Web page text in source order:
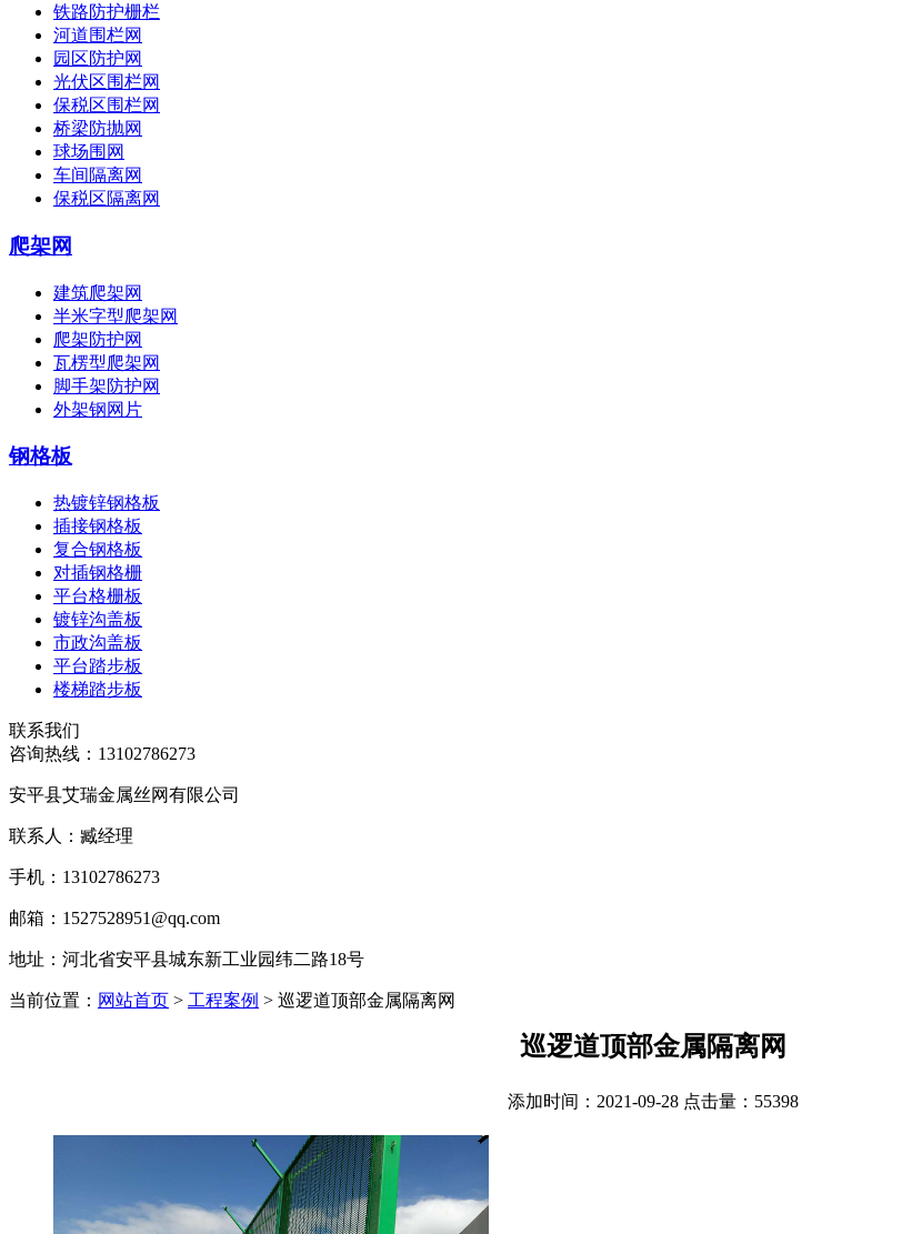
铁路防护栅栏
河道围栏网
园区防护网
光伏区围栏网
保税区围栏网
桥梁防抛网
球场围网
车间隔离网
保税区隔离网
爬架网
建筑爬架网
半米字型爬架网
爬架防护网
瓦楞型爬架网
脚手架防护网
外架钢网片
钢格板
热镀锌钢格板
插接钢格板
复合钢格板
对插钢格栅
平台格栅板
镀锌沟盖板
市政沟盖板
平台踏步板
楼梯踏步板
联系我们
咨询热线： 13102786273
安平县艾瑞金属丝网有限公司
联系人：臧经理
手机：13102786273
邮箱：1527528951@qq.com
地址：河北省安平县城东新工业园纬二路18号
当前位置： 网站首页 > 工程案例 > 巡逻道顶部金属隔离网
巡逻道顶部金属隔离网
添加时间：2021-09-28 点击量： 55398